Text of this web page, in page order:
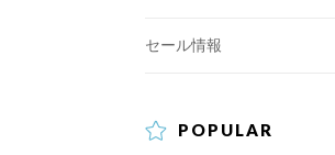
セール情報
POPULAR